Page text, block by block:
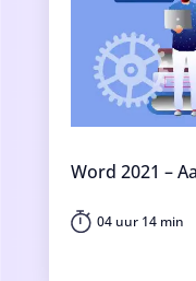
Word 2021 –
04 uur 14 min